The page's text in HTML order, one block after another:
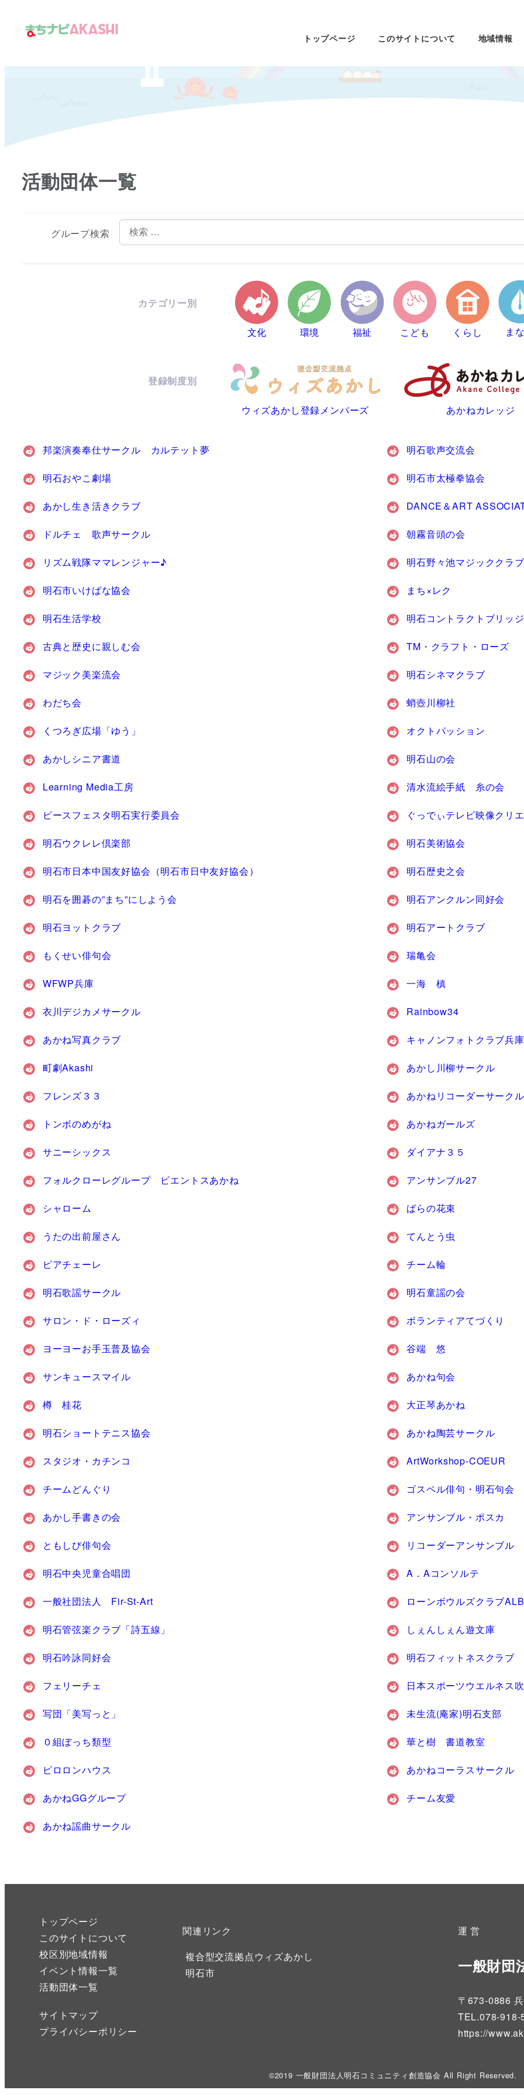
へ
トップページ このサイトについて 地域情報
活動団体一覧
グループ検索
索
カテゴリー別
文化 環境 福祉 こども くらし ま
登録制度別
ウィズあかし登録メンバーズ あかねカレッジ
邦楽演奏奉仕サークル カルテット夢 明石歌声交流会
明石おやこ劇場 明石市太極拳協会
あかし生き活きクラブ DANCE＆ART
ドルチェ 歌声サークル 朝霧音頭の会
リズム戦隊ママレンジャー♪ 明石野々池マジッククラブ
明石市いけばな協会 まち×レク
明石生活学校 明石コントラクトブリッ
古典と歴史に親しむ会 TM・クラフト・ローズ
マジック美楽流会 明石シネマクラブ
わだち会 蛸壺川柳社
くつろぎ広場「ゆう」 オクトパッション
あかしシニア書道 明石山の会
Learning Media工房 清水流絵手紙 糸の会
ピースフェスタ明石実行委員会 ぐっでぃテレビ映像クリ
明石ウクレレ倶楽部 明石美術協会
明石市日本中国友好協会（明石市日中友好協会） 明石歴史之会
明石を囲碁の”まち”にしよう会 明石アンクルン同好会
明石ヨットクラブ 明石アートクラブ
もくせい俳句会 瑞亀会
WFWP兵庫 一海 槙
衣川デジカメサークル Rainbow34
あかね写真クラブ キャノンフォトクラブ兵
町劇Akashi あかし川柳サークル
フレンズ３３ あかねリコーダーサークル
トンボのめがね あかねガールズ
サニーシックス ダイアナ３５
フォルクローレグループ ビエントスあかね アンサンブル27
シャローム ばらの花束
うたの出前屋さん てんとう虫
ピアチェーレ チーム輪
明石歌謡サークル 明石童謡の会
サロン・ド・ローズィ ボランティアてづくり
ヨーヨーお手玉普及協会 谷端 悠
サンキュースマイル あかね句会
樽 桂花 大正琴あかね
明石ショートテニス協会 あかね陶芸サークル
スタジオ・カチンコ ArtWorkshop-COEUR
チームどんぐり ゴスペル俳句・明石句会
あかし手書きの会 アンサンブル・ポスカ
ともしび俳句会 リコーダーアンサンブル
明石中央児童合唱団 A．Aコンソルテ
一般社団法人 Fir-St-Art ローンボウルズクラブ
明石管弦楽クラブ「詩五線」 しぇんしぇん遊文庫
明石吟詠同好会 明石フィットネスクラブ
フェリーチェ 日本スポーツウエルネス
写団「美写っと」 未生流(庵家)明石支部
０組ぼっち類型 華と樹 書道教室
ピロロンハウス あかねコーラスサークル
あかねGGグループ チーム友愛
あかね謡曲サークル
トップページ
このサイトについて
校区別地域情報
イベント情報一覧
活動団体一覧
サイトマップ
プライバシーポリシー
関連リンク
複合型交流拠点ウィズあかし
明石市
運 営
一般財団
〒673-0886
TEL.078-
https://
©2019 一般財団法人明石コミュニティ創造協会 All Right Reserved.